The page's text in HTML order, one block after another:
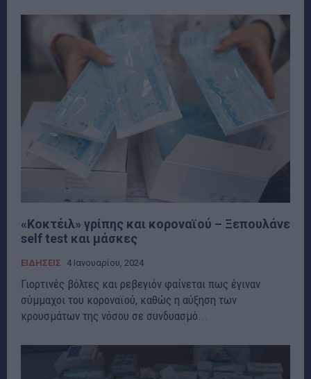
«Kοκτέιλ» γρίπης και κοροναϊού – Ξεπουλάνε
self test και μάσκες
ΕΙΔΗΣΕΙΣ 4 Ιανουαρίου, 2024
Γιορτινές βόλτες και ρεβεγιόν φαίνεται πως έγιναν
σύμμαχοι του κοροναϊού, καθώς η αύξηση των
κρουσμάτων της νόσου σε συνδυασμό...